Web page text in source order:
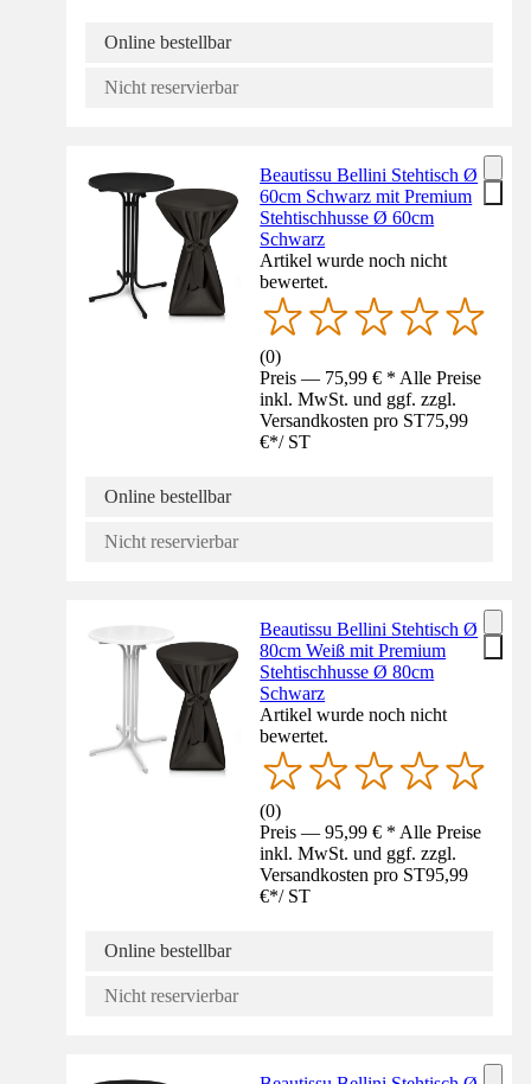
Online bestellbar
Nicht reservierbar
Beautissu Bellini Stehtisch Ø
60cm Schwarz mit Premium
Stehtischhusse Ø 60cm
Schwarz
Artikel wurde noch nicht
bewertet.
(0)
Preis — 75,99 € * Alle Preise
inkl. MwSt. und ggf. zzgl.
Versandkosten pro ST75,99
€*/ ST
Online bestellbar
Nicht reservierbar
Beautissu Bellini Stehtisch Ø
80cm Weiß mit Premium
Stehtischhusse Ø 80cm
Schwarz
Artikel wurde noch nicht
bewertet.
(0)
Preis — 95,99 € * Alle Preise
inkl. MwSt. und ggf. zzgl.
Versandkosten pro ST95,99
€*/ ST
Online bestellbar
Nicht reservierbar